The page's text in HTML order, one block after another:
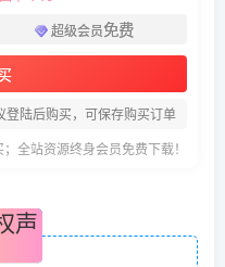
超级会员免费
登陆后购买，可保存购买订单
全站资源终身会员免费下载！
声